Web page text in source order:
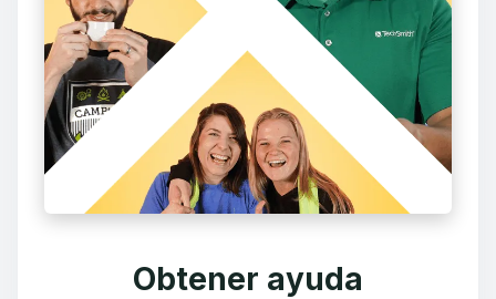
Obtener ayuda